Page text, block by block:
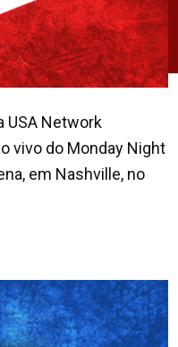
USA Network
vivo do Monday Night
em Nashville, no